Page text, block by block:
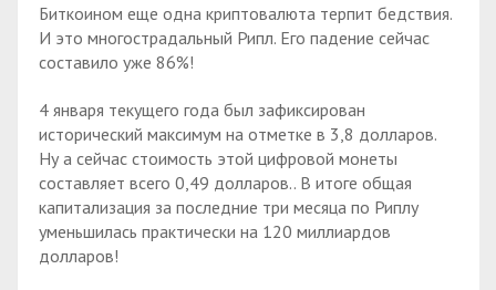
Биткоином еще одна криптовалюта терпит бедствия.
И это многострадальный Рипл. Его падение сейчас
составило уже 86%!
4 января текущего года был зафиксирован
исторический максимум на отметке в 3,8 долларов.
Ну а сейчас стоимость этой цифровой монеты
составляет всего 0,49 долларов.. В итоге общая
капитализация за последние три месяца по Риплу
уменьшилась практически на 120 миллиардов
долларов!